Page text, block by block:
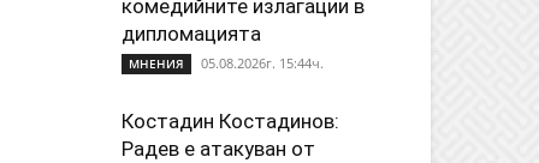
комедийните излагации в
дипломацията
МНЕНИЯ 05.08.2026г. 15:44ч.
Костадин Костадинов:
Радев е атакуван от